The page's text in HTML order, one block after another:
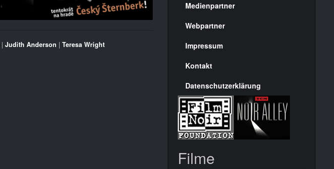
| Judith Anderson | Teresa Wright
Menülinks
rechte
Seite
Medienpartner
Webpartner
Impressum
Kontakt
Datenschutzerklärung
Filme